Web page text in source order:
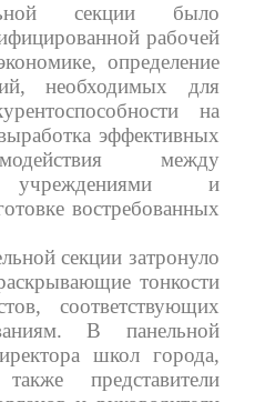
секции было
рабочей
определение
необходимых для
на
эффективных
между
учреждениями и
востребованных
секции затронуло
тонкости
соответствующих
В панельной
школ города,
представители